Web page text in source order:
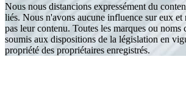
Nous nous distancions expressément du
liés. Nous n'avons aucune influence sur eux et
pas leur contenu. Toutes les marques ou noms
soumis aux dispositions de la législation en
propriété des propriétaires enregistrés.